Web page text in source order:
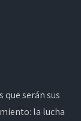
que serán sus
la lucha